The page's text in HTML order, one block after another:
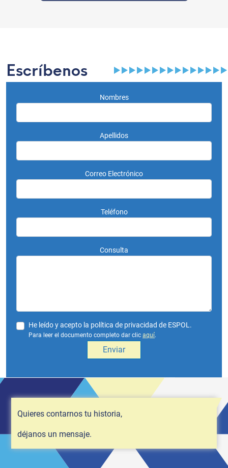
Escríbenos
Nombres
Apellidos
Correo Electrónico
Teléfono
Consulta
He leído y acepto la política de privacidad de ESPOL.
Para leer el documento completo dar clic aquí.
Quieres contarnos tu historia,
déjanos un mensaje.